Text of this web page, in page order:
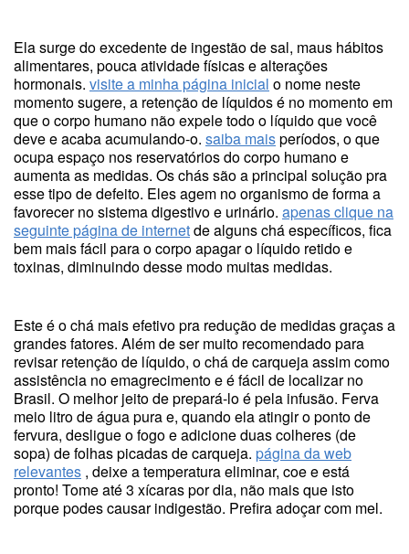
Ela surge do excedente de ingestão de sal, maus hábitos
alimentares, pouca atividade físicas e alterações
hormonais. visite a minha página inicial o nome neste
momento sugere, a retenção de líquidos é no momento em
que o corpo humano não expele todo o líquido que você
deve e acaba acumulando-o. saiba maisperíodos, o que
ocupa espaço nos reservatórios do corpo humano e
aumenta as medidas. Os chás são a principal solução pra
esse tipo de defeito. Eles agem no organismo de forma a
favorecer no sistema digestivo e urinário. apenas clique na
seguinte página de internetde alguns chá específicos, fica
bem mais fácil para o corpo apagar o líquido retido e
toxinas, diminuindo desse modo muitas medidas.
Este é o chá mais efetivo pra redução de medidas graças a
grandes fatores. Além de ser muito recomendado para
revisar retenção de líquido, o chá de carqueja assim como
assistência no emagrecimento e é fácil de localizar no
Brasil. O melhor jeito de prepará-lo é pela infusão. Ferva
meio litro de água pura e, quando ela atingir o ponto de
fervura, desligue o fogo e adicione duas colheres (de
sopa) de folhas picadas de carqueja. página da web
relevantes , deixe a temperatura eliminar, coe e está
pronto! Tome até 3 xícaras por dia, não mais que isto
porque podes causar indigestão. Prefira adoçar com mel.